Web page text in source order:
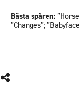
Bästa spåren:
”Changes”;